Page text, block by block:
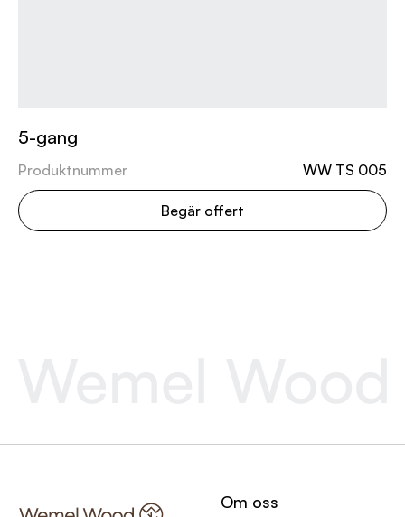
5-gang
Produktnummer WW TS 005
Begär offert
Om oss